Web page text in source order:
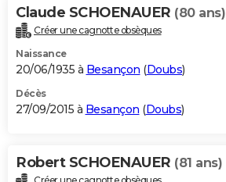
Claude SCHOENAUER (80 ans)
Créer une cagnotte obsèques
Naissance
20/06/1935 à Besançon (Doubs)
Décès
27/09/2015 à Besançon (Doubs)
Robert SCHOENAUER (81 ans)